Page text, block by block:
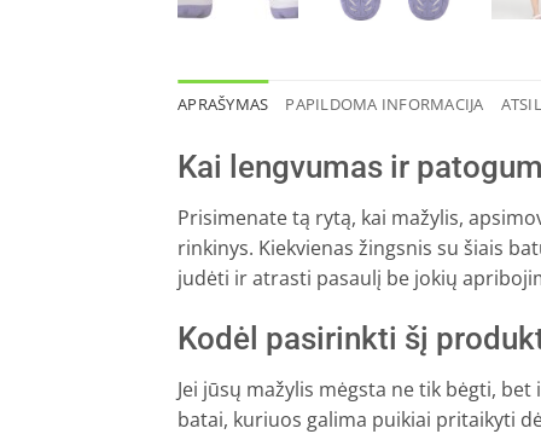
APRAŠYMAS PAPILDOMA INFORMACIJA
Kai lengvumas ir
Prisimenate tą rytą, kai mažylis,
rinkinys. Kiekvienas žingsnis su šiais
judėti ir atrasti pasaulį be jokių
Kodėl pasirinkti šį
Jei jūsų mažylis mėgsta ne tik bėgti,
batai, kuriuos galima puikiai pritaikyti